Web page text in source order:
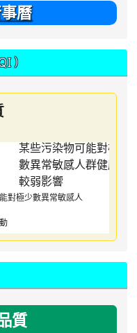
曆
）
對極少數異常敏感人
質